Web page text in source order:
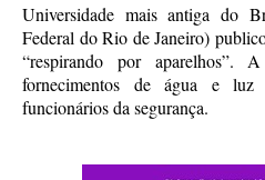
Universidade mais antiga do
Federal do Rio de Janeiro)
“respirando por aparelhos”.
fornecimentos de água e
funcionários da segurança.